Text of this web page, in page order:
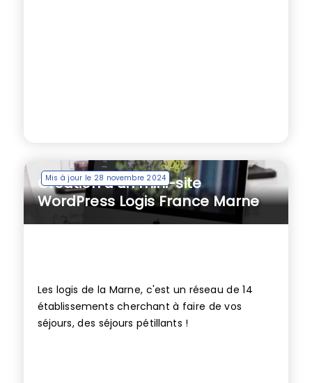
Mis à jour le 28 novembre 2024
Création d’un mini-site
WordPress Logis France Marne
Les logis de la Marne, c'est un réseau de 14
établissements cherchant à faire de vos
séjours, des séjours pétillants !